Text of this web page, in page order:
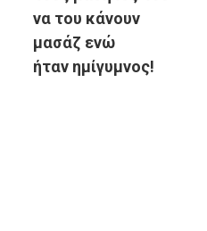
να του κάνουν
μασάζ ενώ
ήταν ημίγυμνος!